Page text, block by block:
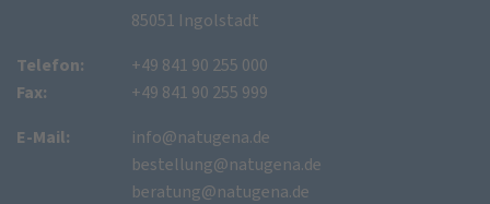
85051 Ingolstadt
Telefon:
Fax:
+49 841 90 255 000
+49 841 90 255 999
E-Mail:
info@natugena.de
bestellung@natugena.de
beratung@natugena.de